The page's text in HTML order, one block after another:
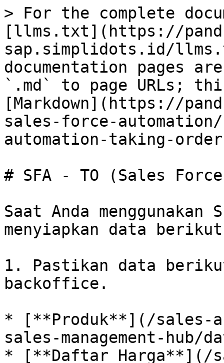
> For the complete
[llms.txt](https://
sap.simplidots.id/
documentation pages
`.md` to page URLs;
[Markdown](https://
sales-force-
automation-taking-
# SFA - TO (Sales
Saat Anda menggunakan
menyiapkan data
1. Pastikan data
backoffice.
* [**Produk**](/sales-
sales-management-hub/
* [**Daftar Harga**](/